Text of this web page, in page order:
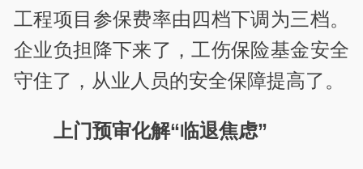
工程项目参保费率由四档下调为三档。
企业负担降下来了，工伤保险基金安全
守住了，从业人员的安全保障提高了。
上门预审化解“临退焦虑”